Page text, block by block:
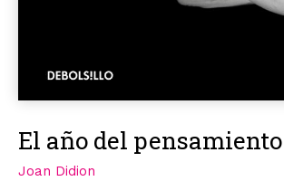
El año del
Joan Didion